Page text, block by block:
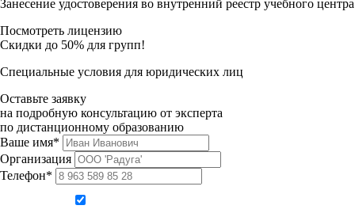
Занесение удостоверения во внутренний реестр учебного центра
Посмотреть лицензию
Скидки до 50% для групп!
Специальные условия для юридических лиц
Оставьте заявку
на подробную консультацию от эксперта
по дистанционному образованию
Ваше имя*
Организация
Телефон*